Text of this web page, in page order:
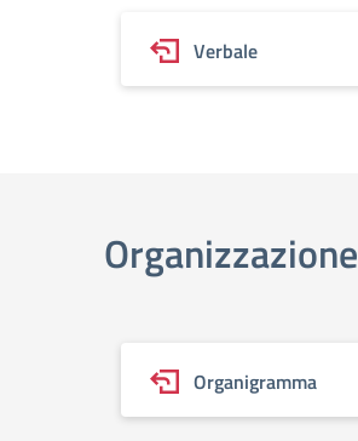
Verbale
Organizzazione
Organigramma